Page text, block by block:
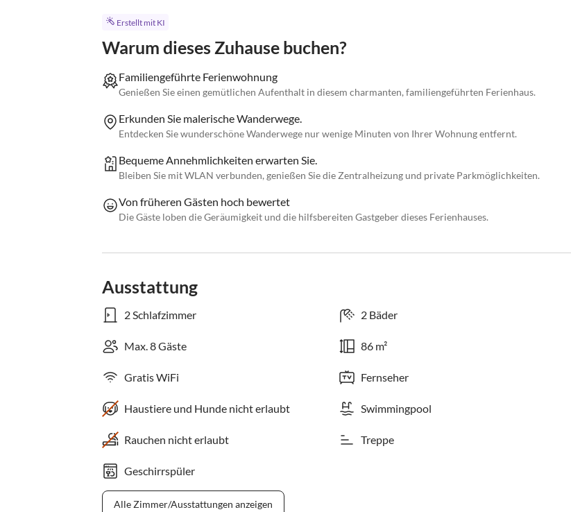
Erstellt mit KI
Warum dieses Zuhause buchen?
Familiengeführte Ferienwohnung
Genießen Sie einen gemütlichen Aufenthalt in diesem charmanten, familiengeführten Ferienhaus.
Erkunden Sie malerische Wanderwege.
Entdecken Sie wunderschöne Wanderwege nur wenige Minuten von Ihrer Wohnung entfernt.
Bequeme Annehmlichkeiten erwarten Sie.
Bleiben Sie mit WLAN verbunden, genießen Sie die Zentralheizung und private Parkmöglichkeiten.
Von früheren Gästen hoch bewertet
Die Gäste loben die Geräumigkeit und die hilfsbereiten Gastgeber dieses Ferienhauses.
Ausstattung
2 Schlafzimmer 2 Bäder
Max. 8 Gäste 86 m²
Gratis WiFi Fernseher
Haustiere und Hunde nicht erlaubt Swimmingpool
Rauchen nicht erlaubt Treppe
Geschirrspüler
Alle Zimmer/Ausstattungen anzeigen